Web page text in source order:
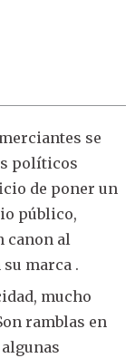
se
políticos
de poner un
público,
canon al
marca .
mucho
ramblas en